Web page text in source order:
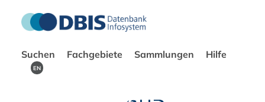
Suchen Fachgebiete Sammlungen Hilfe
EN